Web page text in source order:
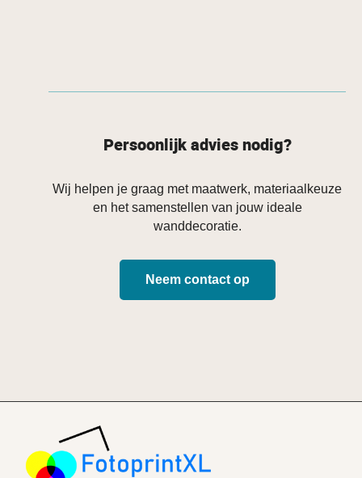
Persoonlijk advies nodig?
Wij helpen je graag met maatwerk, materiaalkeuze
en het samenstellen van jouw ideale
wanddecoratie.
Neem contact op